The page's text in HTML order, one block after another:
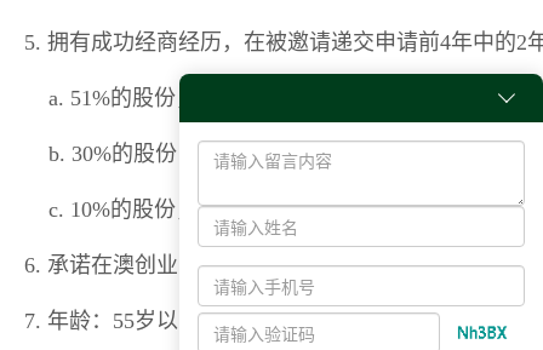
5. 拥有成功经商经历，在被邀请递交申请前4年中的
a. 51%的股份，年营业额可低于40万澳币
b. 30%的股份，年营业额必高于40万澳币
c. 10%的股份，为上市公司
6. 承诺在澳创业或投资当地的公司
7. 年龄：55岁以下或州政府豁免年龄要求
